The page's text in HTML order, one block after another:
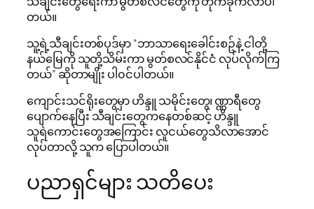
တယ်။
သူ့ရဲ့သီချင်းတစ်ပုဒ်မှာ “ဘာသာရေးခေါင်းစဥ်နဲ့ ငါတို့
နယ်မြေကို သူတို့သိမ်းကာ မွတ်စလင်နိုင်ငံ လုပ်လိုက်ကြ
တယ်” ဆိုတာမျိုး ပါ၀င်ပါတယ်။
ကျောင်းသင်ရိုးတွေမှာ ဟိန္ဒူ သမိုင်းတွေ၊ ဏ္ဏာရီတွေ
ပျောက်နေပြီး သီချင်းတွေကနေတစ်ဆင့် ဟိန္ဒူ
သူရဲကောင်းတွေအကြောင်း လူငယ်တွေသိလာအောင်
လုပ်တာလို့ သူက ပြောပါတယ်။
ပညာရှင်များ သတိပေး